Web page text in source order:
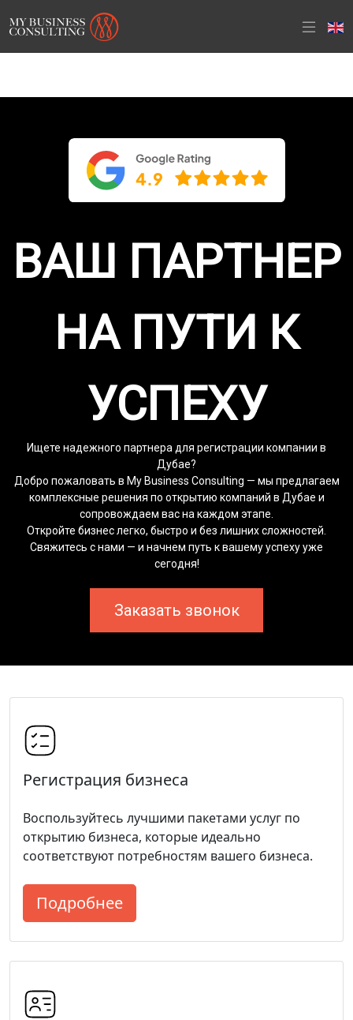
ВАШ ПАРТНЕР
НА ПУТИ К
УСПЕХУ
Ищете надежного партнера для регистрации компании в
Дубае?
Добро пожаловать в My Business Consulting — мы предлагаем
комплексные решения по открытию компаний в Дубае и
сопровождаем вас на каждом этапе.
Откройте бизнес легко, быстро и без лишних сложностей.
Свяжитесь с нами — и начнем путь к вашему успеху уже
сегодня!
Заказать звонок
Регистрация бизнеса
Воспользуйтесь лучшими пакетами услуг по
открытию бизнеса, которые идеально
соответствуют потребностям вашего бизнеса.
Подробнее